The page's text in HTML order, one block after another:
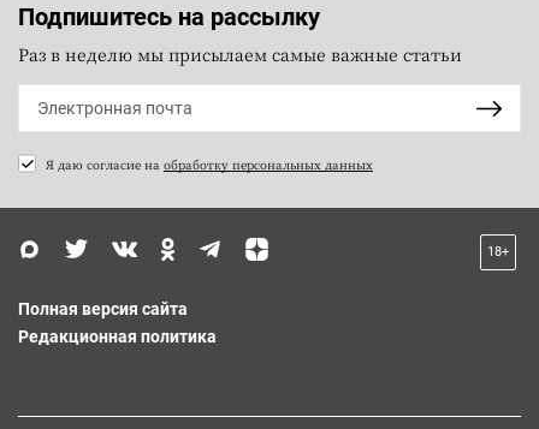
Подпишитесь на рассылку
Раз в неделю мы присылаем самые важные статьи
Я даю согласие на обработку персональных данных
18+
Полная версия сайта
Редакционная политика